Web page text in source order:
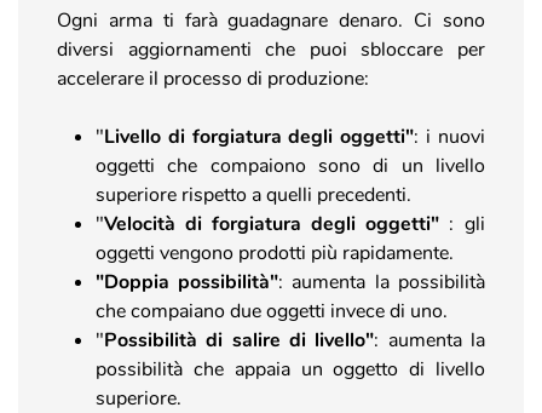
Ogni arma ti farà guadagnare denaro. Ci sono
diversi aggiornamenti che puoi sbloccare per
accelerare il processo di produzione:
"Livello di forgiatura degli oggetti": i nuovi
oggetti che compaiono sono di un livello
superiore rispetto a quelli precedenti.
"Velocità di forgiatura degli oggetti" : gli
oggetti vengono prodotti più rapidamente.
"Doppia possibilità": aumenta la possibilità
che compaiano due oggetti invece di uno.
"Possibilità di salire di livello": aumenta la
possibilità che appaia un oggetto di livello
superiore.